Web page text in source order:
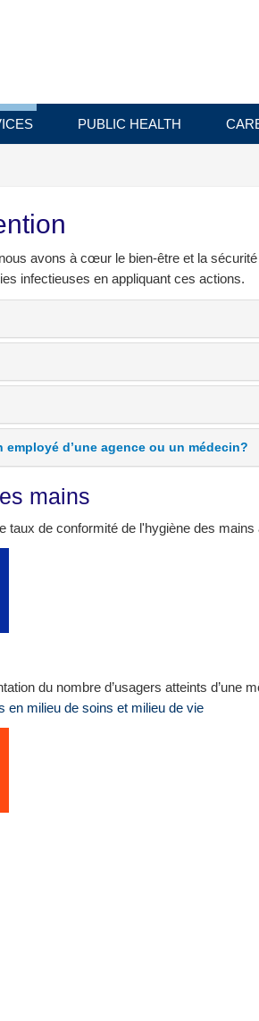
PUBLIC HEALTH
avons à cœur le bien-être et la
infectieuses en appliquant ces actions.
d’une agence ou un médecin?
mains
taux de conformité de l'hygiène des
du nombre d’usagers atteints d’une
en milieu de soins et milieu de vie